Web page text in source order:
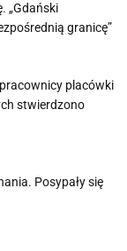
„Gdański
granicę”
placówki
stwierdzono
Posypały się